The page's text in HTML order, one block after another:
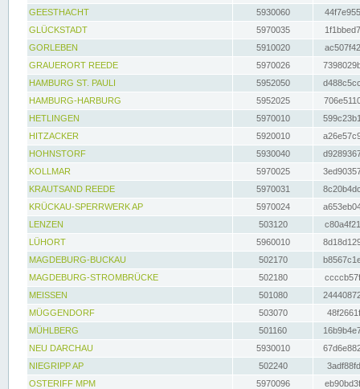
GEESTHACHT
5930060
GLÜCKSTADT
5970035
GORLEBEN
5910020
GRAUERORT REEDE
5970026
HAMBURG ST. PAULI
5952050
HAMBURG-HARBURG
5952025
HETLINGEN
5970010
HITZACKER
5920010
HOHNSTORF
5930040
KOLLMAR
5970025
KRAUTSAND REEDE
5970031
KRÜCKAU-SPERRWERK AP
5970024
LENZEN
503120
LÜHORT
5960010
MAGDEBURG-BUCKAU
502170
MAGDEBURG-STROMBRÜCKE
502180
MEISSEN
501080
MÜGGENDORF
503070
MÜHLBERG
501160
NEU DARCHAU
5930010
NIEGRIPP AP
502240
OSTERIFF MPM
5970096